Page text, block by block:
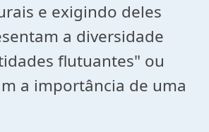
e exigindo deles
a diversidade
flutuantes" ou
a importância de uma